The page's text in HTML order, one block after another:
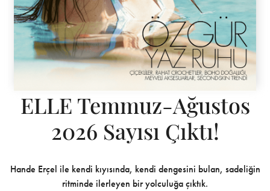
ELLE Temmuz-Ağustos
2026 Sayısı Çıktı!
Hande Erçel ile kendi kıyısında, kendi dengesini bulan, sadeliğin
ritminde ilerleyen bir yolculuğa çıktık.